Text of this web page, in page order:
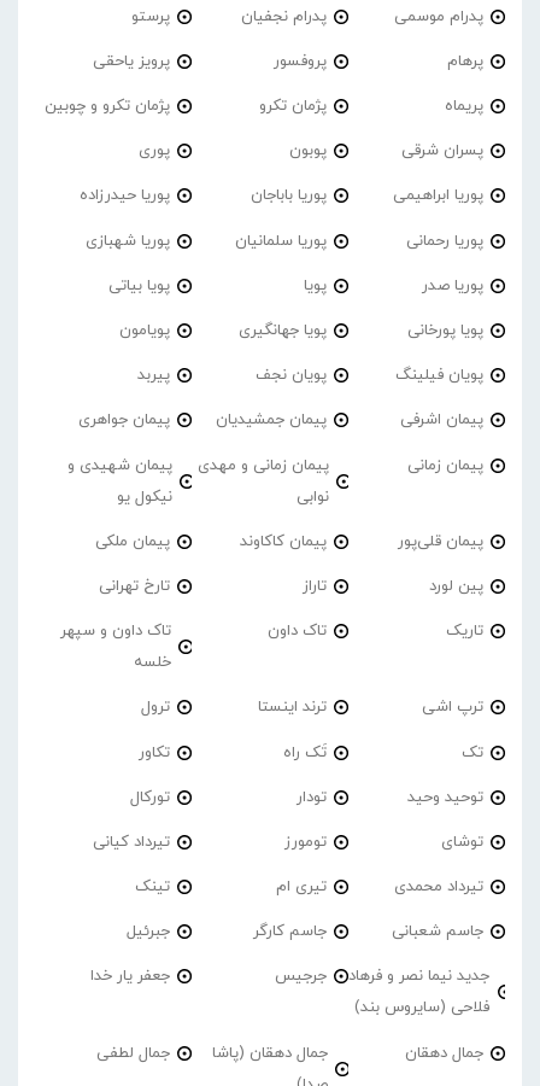
پدرام موسمی پدرام نجفیان پرستو
پرهام پروفسور پرویز یاحقی
پریماه پژمان تکرو پژمان تکرو و چوبین
پسران شرقی پوبون پوری
پوریا ابراهیمی پوریا باباجان پوریا حیدرزاده
پوریا رحمانی پوریا سلمانیان پوریا شهبازی
پوریا صدر پویا پویا بیاتی
پویا پورخانی پویا جهانگیری پویامون
پویان فیلینگ پویان نجف پیربد
پیمان اشرفی پیمان جمشیدیان پیمان جواهری
پیمان زمانی
پیمان زمانی و مهدی
نوابی
پیمان شهیدی و
نیکول یو
پیمان قلی‌پور پیمان کاکاوند پیمان ملکی
پین لورد تاراز تارخ تهرانی
تاریک تاک داون
تاک داون و سپهر
خلسه
ترپ اشی ترند اینستا ترول
تک تَک راه تکاور
توحید وحید تودار تورکال
توشای تومورز تیرداد کیانی
تیرداد محمدی تیری ام تینک
جاسم شعبانی جاسم کارگر جبرئیل
جدید نیما نصر و فرهاد
فلاحی (سایروس بند)
جرجیس جعفر یار خدا
جمال دهقان
جمال دهقان (پاشا
جمال لطفی